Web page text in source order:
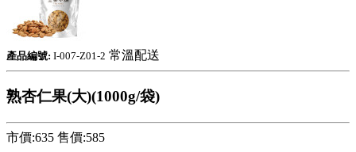
產品編號: I-007-Z01-2 常溫配送
熟杏仁果(大)(1000g/袋)
市價:635 售價:585